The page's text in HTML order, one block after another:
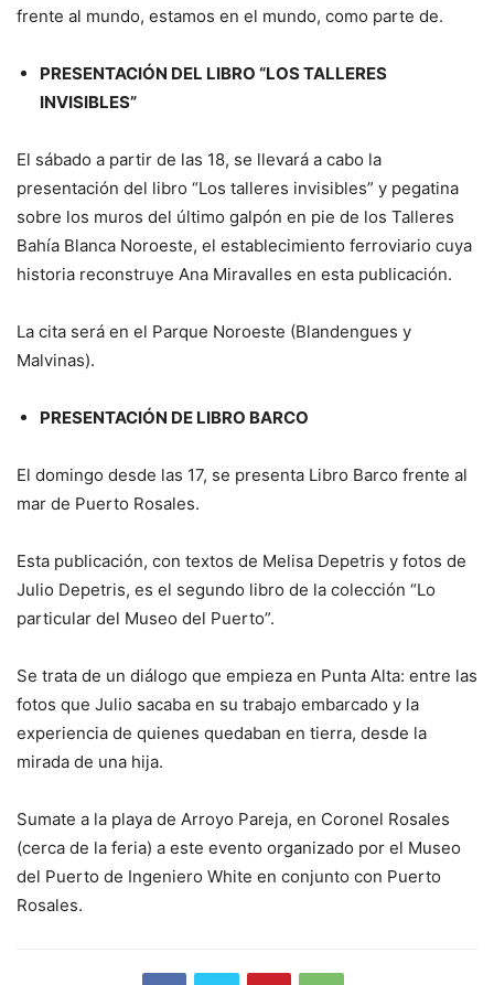
frente al mundo, estamos en el mundo, como parte de.
PRESENTACIÓN DEL LIBRO “LOS TALLERES
INVISIBLES”
El sábado a partir de las 18, se llevará a cabo la
presentación del libro “Los talleres invisibles” y pegatina
sobre los muros del último galpón en pie de los Talleres
Bahía Blanca Noroeste, el establecimiento ferroviario cuya
historia reconstruye Ana Miravalles en esta publicación.
La cita será en el Parque Noroeste (Blandengues y
Malvinas).
PRESENTACIÓN DE LIBRO BARCO
El domingo desde las 17, se presenta Libro Barco frente al
mar de Puerto Rosales.
Esta publicación, con textos de Melisa Depetris y fotos de
Julio Depetris, es el segundo libro de la colección “Lo
particular del Museo del Puerto”.
Se trata de un diálogo que empieza en Punta Alta: entre las
fotos que Julio sacaba en su trabajo embarcado y la
experiencia de quienes quedaban en tierra, desde la
mirada de una hija.
Sumate a la playa de Arroyo Pareja, en Coronel Rosales
(cerca de la feria) a este evento organizado por el Museo
del Puerto de Ingeniero White en conjunto con Puerto
Rosales.